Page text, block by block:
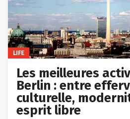
LIFE
Les meilleures
Berlin : entre
culturelle,
esprit libre